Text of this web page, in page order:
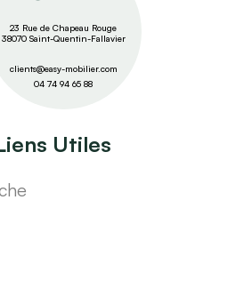
23 Rue de Chapeau Rouge
38070 Saint-Quentin-Fallavier
clients@easy-mobilier.com
04 74 94 65 88
Utiles